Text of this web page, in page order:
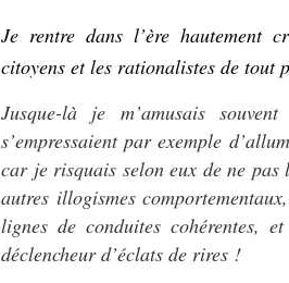
Je rentre dans l’ère hautement
citoyens et les rationalistes de tout
Jusque-là je m’amusais
s’empressaient par exemple
car je risquais selon eux de ne
autres illogismes
lignes de conduites cohérentes,
déclencheur d’éclats de rires !